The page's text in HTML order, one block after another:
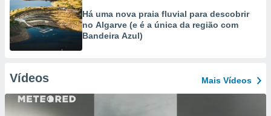
Há uma nova praia fluvial para descobrir
no Algarve (e é a única da região com
Bandeira Azul)
Vídeos Mais Vídeos